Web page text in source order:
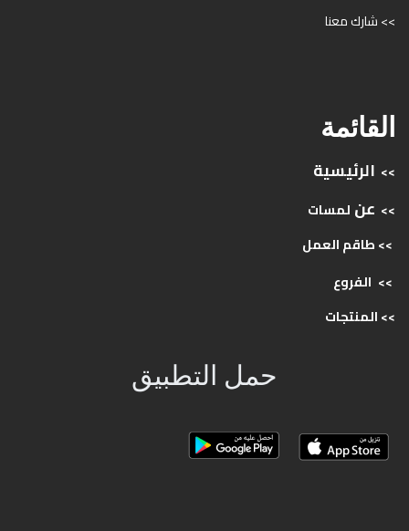
>> شارك معنا
القائمة
>> الرئيسية
>> عن لمسات
>> طاقمالعمل
>> الفروع
>>المنتجات
حمل التطبيق